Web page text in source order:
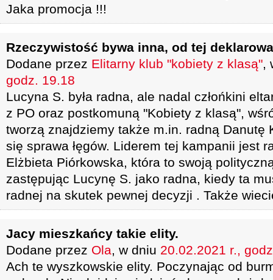
Jaka promocja !!!
Rzeczywistość bywa inna, od tej
Dodane przez Elitarny klub "kobiety z klasą",
godz. 19.18
Lucyna S. była radna, ale nadal człońkini
z PO oraz postkomuną "Kobiety z klasą",
tworzą znajdziemy także m.in. radną Danutę
się sprawa łęgów. Liderem tej kampanii jest
Elżbieta Piórkowska, która to swoją
zastępując Lucynę S. jako radna, kiedy ta
radnej na skutek pewnej decyzji . Także
Jacy mieszkańcy takie elity.
Dodane przez Ola, w dniu 20.02.2021 r.,
Ach te wyszkowskie elity. Poczynając od